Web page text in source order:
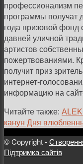
профессионализм
программы получат
года призовой фонд
давней уличной
артистов
пожертвованиями.
получит приз
интернет-
информацию на
Читайте также:
канун Дня
© Copyright -
Підтримка сайтів